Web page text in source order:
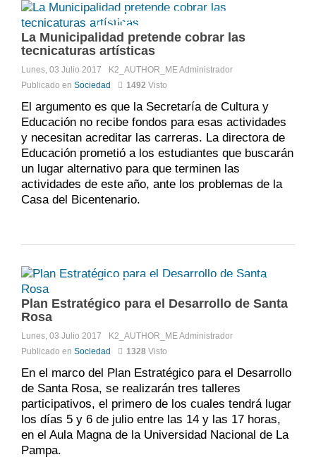
Comments:
La Municipalidad pretende cobrar las
tecnicaturas artísticas
Lunes, 03 Julio 2017 K2_AUTHOR_MEAdministrador
Publicado en Sociedad 1492 Visto
El argumento es que la Secretaría de Cultura y
Educación no recibe fondos para esas actividades
y necesitan acreditar las carreras. La directora de
Educación prometió a los estudiantes que buscarán
un lugar alternativo para que terminen las
actividades de este año, ante los problemas de la
Casa del Bicentenario.
Comments:
Plan Estratégico para el Desarrollo de Santa
Rosa
Lunes, 03 Julio 2017 K2_AUTHOR_MEAdministrador
Publicado en Sociedad 1328 Visto
En el marco del Plan Estratégico para el Desarrollo
de Santa Rosa, se realizarán tres talleres
participativos, el primero de los cuales tendrá lugar
los días 5 y 6 de julio entre las 14 y las 17 horas,
en el Aula Magna de la Universidad Nacional de La
Pampa.